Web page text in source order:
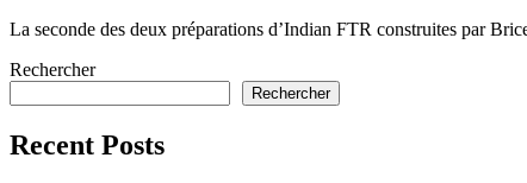
La seconde des deux préparations d’Indian FTR construites par
Rechercher
Rechercher
Recent Posts